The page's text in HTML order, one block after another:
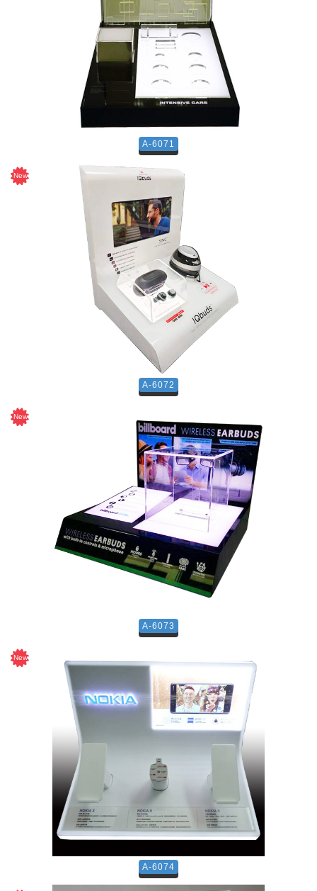
A-6071
A-6072
A-6073
A-6074